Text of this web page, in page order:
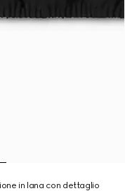
in lana con dettaglio